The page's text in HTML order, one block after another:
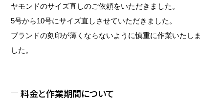
ヤモンドのサイズ直しのご依頼をいただきました。
5号から10号にサイズ直しさせていただきました。
ブランドの刻印が薄くならないように慎重に作業いたしま
した。
料金と作業期間について